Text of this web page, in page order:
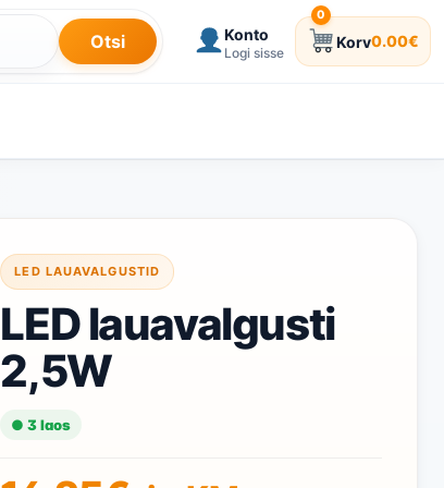
Otsi Konto
Logi sisse
0
Korv0.00€
0 toodet korvis
LED LAUAVALGUSTID
LED lauavalgusti
2,5W
● 3 laos